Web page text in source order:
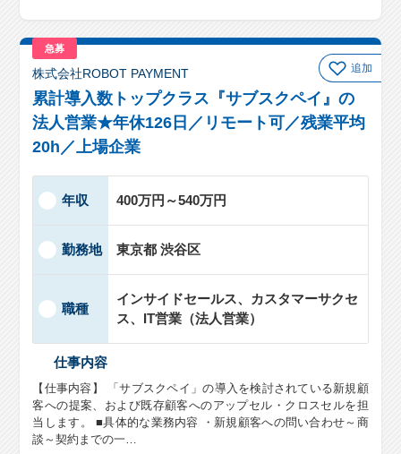
急募
追加
株式会社ROBOT PAYMENT
累計導入数トップクラス『サブスクペイ』の
法人営業★年休126日／リモート可／残業平均
20h／上場企業
年収 400万円～540万円
勤務地 東京都 渋谷区
職種
インサイドセールス、カスタマーサクセ
ス、IT営業（法人営業）
仕事内容
【仕事内容】 「サブスクペイ」の導入を検討されている新規顧
客への提案、および既存顧客へのアップセル・クロスセルを担
当します。 ■具体的な業務内容 ・新規顧客への問い合わせ～商
談～契約までの一…